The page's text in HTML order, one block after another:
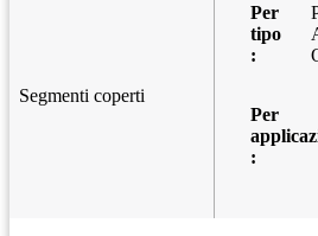
Segmenti coperti
Per
tipo
:
Per
: